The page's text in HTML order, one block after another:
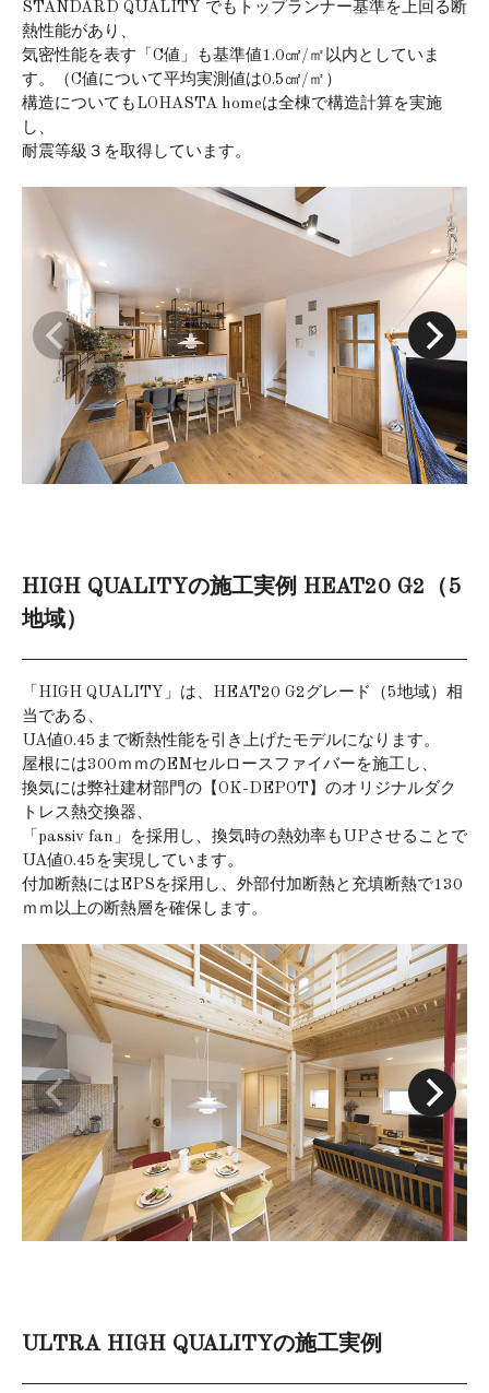
STANDARD QUALITY でもトップランナー基準を上回る断
熱性能があり、
気密性能を表す「C値」も基準値1.0㎠/㎡以内としていま
す。（C値について平均実測値は0.5㎠/㎡）
構造についてもLOHASTA homeは全棟で構造計算を実施
し、
耐震等級３を取得しています。
HIGH QUALITYの施工実例 HEAT20 G2（5
地域）
「HIGH QUALITY」は、HEAT20 G2グレード（5地域）相
当である、
UA値0.45まで断熱性能を引き上げたモデルになります。
屋根には300ｍｍのEMセルロースファイバーを施工し、
換気には弊社建材部門の【OK-DEPOT】のオリジナルダク
トレス熱交換器、
「passiv fan」を採用し、換気時の熱効率もUPさせることで
UA値0.45を実現しています。
付加断熱にはEPSを採用し、外部付加断熱と充填断熱で130
ｍｍ以上の断熱層を確保します。
ULTRA HIGH QUALITYの施工実例